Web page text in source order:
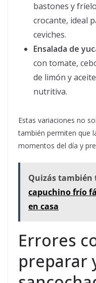
bastones y
crocante, ideal
ceviches.
Ensalada de
con tomate,
de limón y
nutritiva.
Estas variaciones no
también permiten que
momentos del día y
Quizás también
capuchino frío
en casa
Errores
preparar